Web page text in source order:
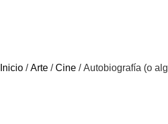
Inicio /Arte /Cine / Autobiografía (o